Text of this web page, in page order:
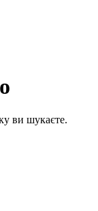
ви шукаєте.